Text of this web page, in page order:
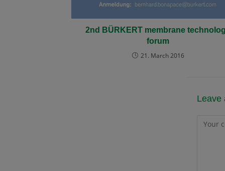
2nd BÜRKERT membrane
forum
21. March 2016
Leave